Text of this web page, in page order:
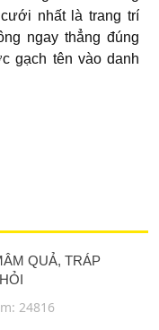
nhất là trang trí
ngay thẳng đúng
gạch tên vào danh
QUẢ, TRÁP
24816